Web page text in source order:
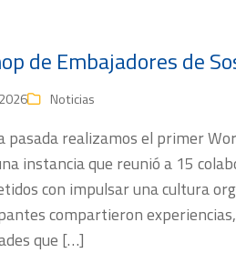
de Embajadores de
Noticias
pasada realizamos el primer
instancia que reunió a 15
con impulsar una cultura
compartieron
que […]